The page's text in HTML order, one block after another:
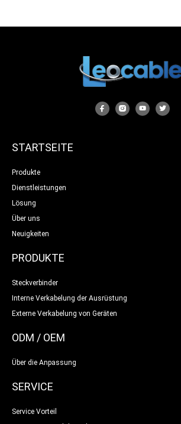
STARTSEITE
Produkte
Dienstleistungen
Lösung
Über uns
Neuigkeiten
PRODUKTE
Steckverbinder
Interne Verkabelung der Ausrüstung
Externe Verkabelung von Geräten
ODM / OEM
Über die Anpassung
SERVICE
Service Vorteil